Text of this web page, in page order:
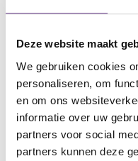
Deze website maakt
We gebruiken cookies
personaliseren, om
en om ons
informatie over uw
partners voor social
partners kunnen deze
jongens vlogen
weg. De afspraak is
stoppen. Ik fluit ze
ze het beter wat
tegen de wind in
ze er lachend